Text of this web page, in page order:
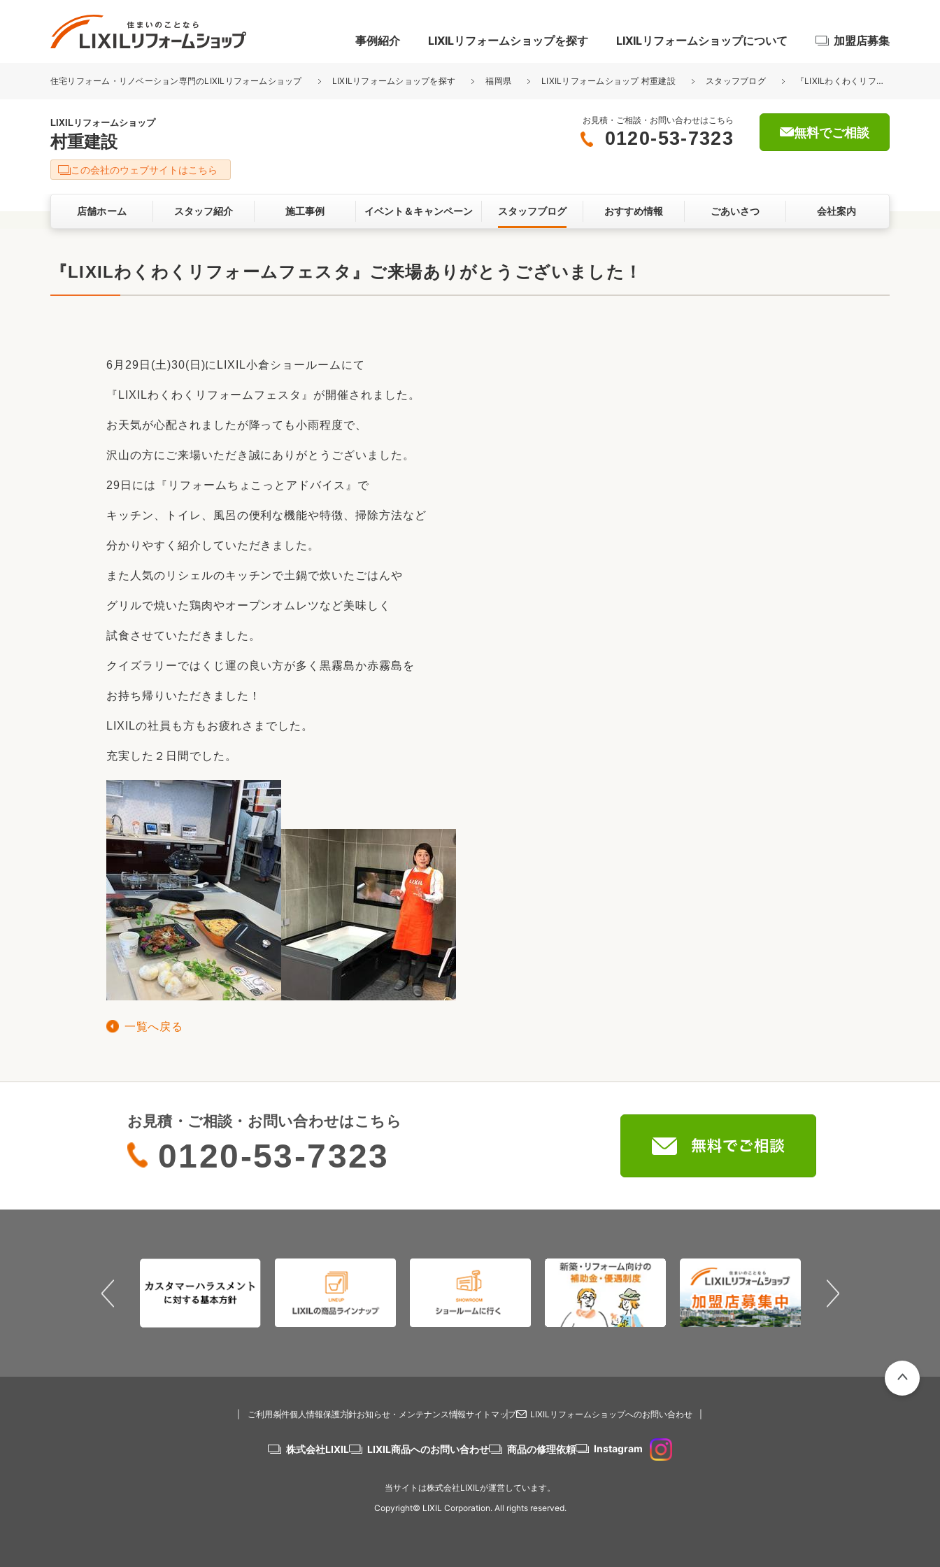
事例紹介
リフォーム事例を探す
キッチン
洗面化粧室 トイレ 玄関まわり 門まわり 屋根・外壁
ベランダ・バルコニー ガーデンスペース カースペース
お客さまの声 3Dシミュレーション
LIXILリフォームショップを探す LIXILリフォームショップについて
LIXILリフォームショップについて
サービス向上・品質改善の取り組み お客さま満足度アンケート
ここちいい暮らしをつくる、価値・性能向上
リフォームコンシェルジュ® ライフスタイルコンパス
中古物件探しから性能向上リフォームをワン
加盟店募集
住宅リフォーム・リノベーション専門のLIXILリフォームショップ LIXILリフォームショップを探す 福岡県 LIXILリフォームショップ 村重建設 スタッフブログ 『LIXILわくわくリフォームフェスタ』ご来場ありがとうございました！
LIXILリフォームショップ
村重建設
お見積・ご相談・お問い合わせはこちら
0120-53-7323 無料でご相談
この会社のウェブサイトはこちら
店舗ホーム スタッフ紹介 施工事例 イベント＆キャンペーン スタッフブログ おすすめ情報 ごあいさつ 会社案内
『LIXILわくわくリフォームフェスタ』ご来場ありがとうございました！
6月29日(土)30(日)にLIXIL小倉ショールームにて
『LIXILわくわくリフォームフェスタ』が開催されました。
お天気が心配されましたが降っても小雨程度で、
沢山の方にご来場いただき誠にありがとうございました。
29日には『リフォームちょこっとアドバイス』で
キッチン、トイレ、風呂の便利な機能や特徴、掃除方法など
分かりやすく紹介していただきました。
また人気のリシェルのキッチンで土鍋で炊いたごはんや
グリルで焼いた鶏肉やオープンオムレツなど美味しく
試食させていただきました。
クイズラリーではくじ運の良い方が多く黒霧島か赤霧島を
お持ち帰りいただきました！
LIXILの社員も方もお疲れさまでした。
充実した２日間でした。
一覧へ戻る
お見積・ご相談・お問い合わせはこちら
0120-53-7323
ご利用条件個人情報保護方針お知らせ・メンテナンス情報サイトマップ LIXILリフォームショップへのお問い合わせ
株式会社LIXIL LIXIL商品へのお問い合わせ 商品の修理依頼 Instagram
当サイトは株式会社LIXILが運営しています。
Copyright© LIXIL Corporation. All rights reserved.